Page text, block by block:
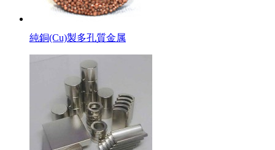
純銅(Cu)製多孔質金属